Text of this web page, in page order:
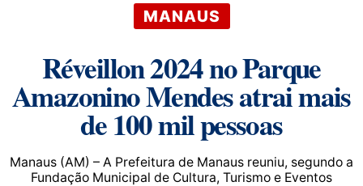
MANAUS
Réveillon 2024 no Parque
Amazonino Mendes atrai mais
de 100 mil pessoas
Manaus (AM) – A Prefeitura de Manaus reuniu, segundo a
Fundação Municipal de Cultura, Turismo e Eventos